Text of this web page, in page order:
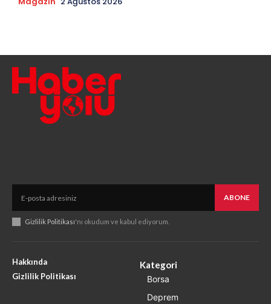
ABONE
Gizlilik Politikası'nı okudum ve kabul ediyorum.
Hakkında
Gizlilik Politikası
Kategori
Borsa
Deprem